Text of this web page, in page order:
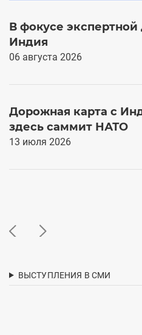
В фокусе
Индия
06 августа 2026
Дорожная карта с
здесь саммит НАТО
13 июля 2026
ВЫСТУПЛЕНИЯ В СМИ